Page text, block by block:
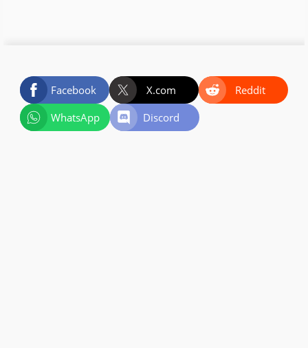
Facebook X.com
Reddit
WhatsApp
Discord